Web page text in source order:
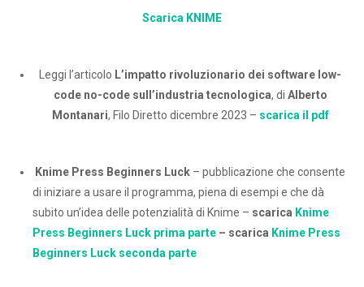
Scarica KNIME
Leggi l’articolo L’impatto rivoluzionario dei software low-
code no-code sull’industria tecnologica, di Alberto
Montanari, Filo Diretto dicembre 2023 – scarica il pdf
Knime Press Beginners Luck – pubblicazione che consente
di iniziare a usare il programma, piena di esempi e che dà
subito un’idea delle potenzialità di Knime – scarica Knime
Press Beginners Luck prima parte – scarica Knime Press
Beginners Luck seconda parte